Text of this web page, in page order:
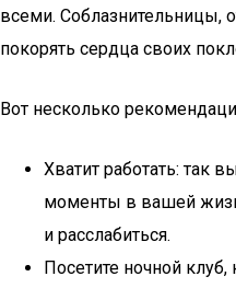
всеми. Соблазнительницы,
покорять сердца своих
Вот несколько
Хватит работать: так
моменты в вашей
и расслабиться.
Посетите ночной клуб,